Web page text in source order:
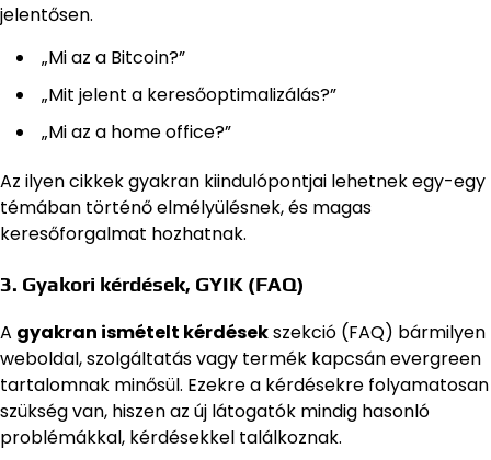
jelentősen.
„Mi az a Bitcoin?”
„Mit jelent a keresőoptimalizálás?”
„Mi az a home office?”
Az ilyen cikkek gyakran kiindulópontjai lehetnek egy-egy
témában történő elmélyülésnek, és magas
keresőforgalmat hozhatnak.
3. Gyakori kérdések, GYIK (FAQ)
A gyakran ismételt kérdésekszekció (FAQ) bármilyen
weboldal, szolgáltatás vagy termék kapcsán evergreen
tartalomnak minősül. Ezekre a kérdésekre folyamatosan
szükség van, hiszen az új látogatók mindig hasonló
problémákkal, kérdésekkel találkoznak.